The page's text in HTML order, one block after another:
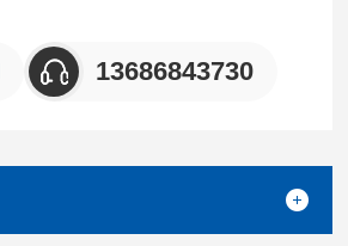
13686843730